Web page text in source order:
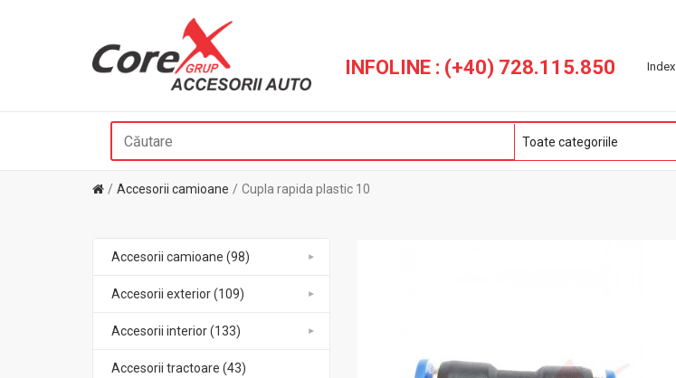
INFOLINE : (+40) 728.115.850 Index
Accesorii camioane Cupla rapida plastic 10
Accesorii camioane (98)
Accesorii exterior (109)
Accesorii interior (133)
Accesorii tractoare (43)